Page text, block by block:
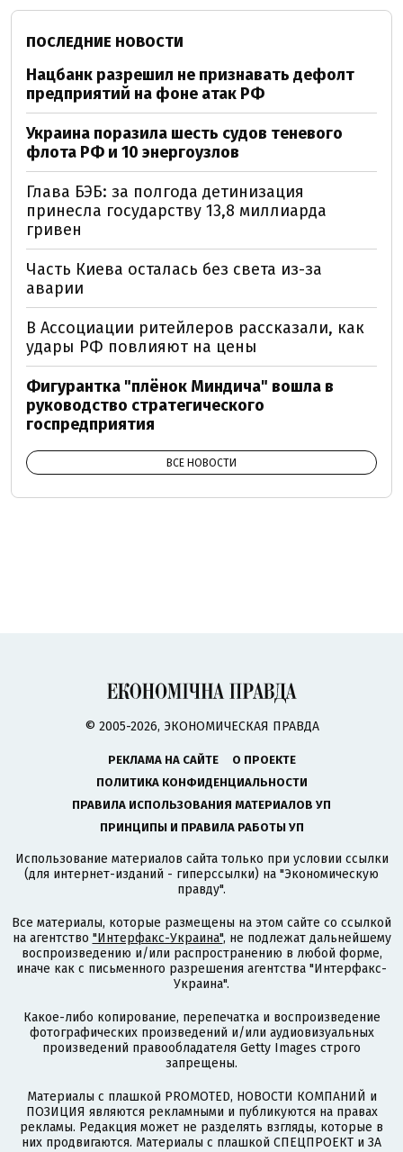
ПОСЛЕДНИЕ НОВОСТИ
Нацбанк разрешил не признавать дефолт
предприятий на фоне атак РФ
Украина поразила шесть судов теневого
флота РФ и 10 энергоузлов
Глава БЭБ: за полгода детинизация
принесла государству 13,8 миллиарда
гривен
Часть Киева осталась без света из-за
аварии
В Ассоциации ритейлеров рассказали, как
удары РФ повлияют на цены
Фигурантка "плёнок Миндича" вошла в
руководство стратегического
госпредприятия
ВСЕ НОВОСТИ
© 2005-2026, ЭКОНОМИЧЕСКАЯ ПРАВДА
РЕКЛАМА НА САЙТЕ
О ПРОЕКТЕ
ПОЛИТИКА КОНФИДЕНЦИАЛЬНОСТИ
ПРАВИЛА ИСПОЛЬЗОВАНИЯ МАТЕРИАЛОВ УП
ПРИНЦИПЫ И ПРАВИЛА РАБОТЫ УП
Использование материалов сайта только при условии ссылки
(для интернет-изданий - гиперссылки) на "Экономическую
правду".
Все материалы, которые размещены на этом сайте со ссылкой
на агентство "Интерфакс-Украина", не подлежат дальнейшему
воспроизведению и/или распространению в любой форме,
иначе как с письменного разрешения агентства "Интерфакс-
Украина".
Какое-либо копирование, перепечатка и воспроизведение
фотографических произведений и/или аудиовизуальных
произведений правообладателя Getty Images строго
запрещены.
Материалы с плашкой PROMOTED, НОВОСТИ КОМПАНИЙ и
ПОЗИЦИЯ являются рекламными и публикуются на правах
рекламы. Редакция может не разделять взгляды, которые в
них продвигаются. Материалы с плашкой СПЕЦПРОЕКТ и ЗА